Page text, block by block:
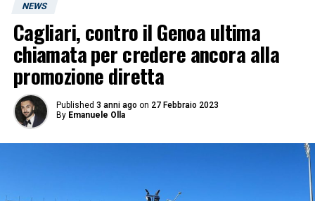
NEWS
Cagliari, contro il Genoa ultima
chiamata per credere ancora alla
promozione diretta
Published 3 anni ago on 27 Febbraio 2023
By Emanuele Olla